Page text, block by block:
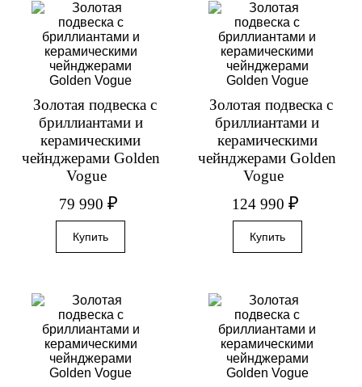
Золотая подвеска с
бриллиантами и
керамическими
чейнджерами Golden
Vogue
79 990₽
Золотая подвеска с
бриллиантами и
керамическими
чейнджерами Golden
Vogue
124 990 ₽